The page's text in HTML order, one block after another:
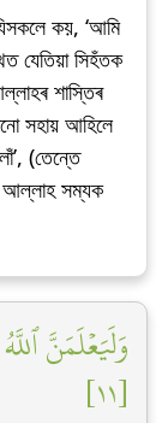
কয়, ‘আমি
যেতিয়া সিহঁতক
শাস্তিৰ
সহায় আহিলে
(তেন্তে
আল্লাহ সম্যক
وَلَيَعۡلَمَنَّ
[١١]